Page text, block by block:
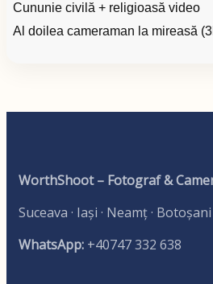
Cununie civilă + religioasă video
Al doilea cameraman la mireasă
WorthShoot – Fotograf &
Suceava · Iași · Neamț · Botoșani
WhatsApp: +40747 332 638